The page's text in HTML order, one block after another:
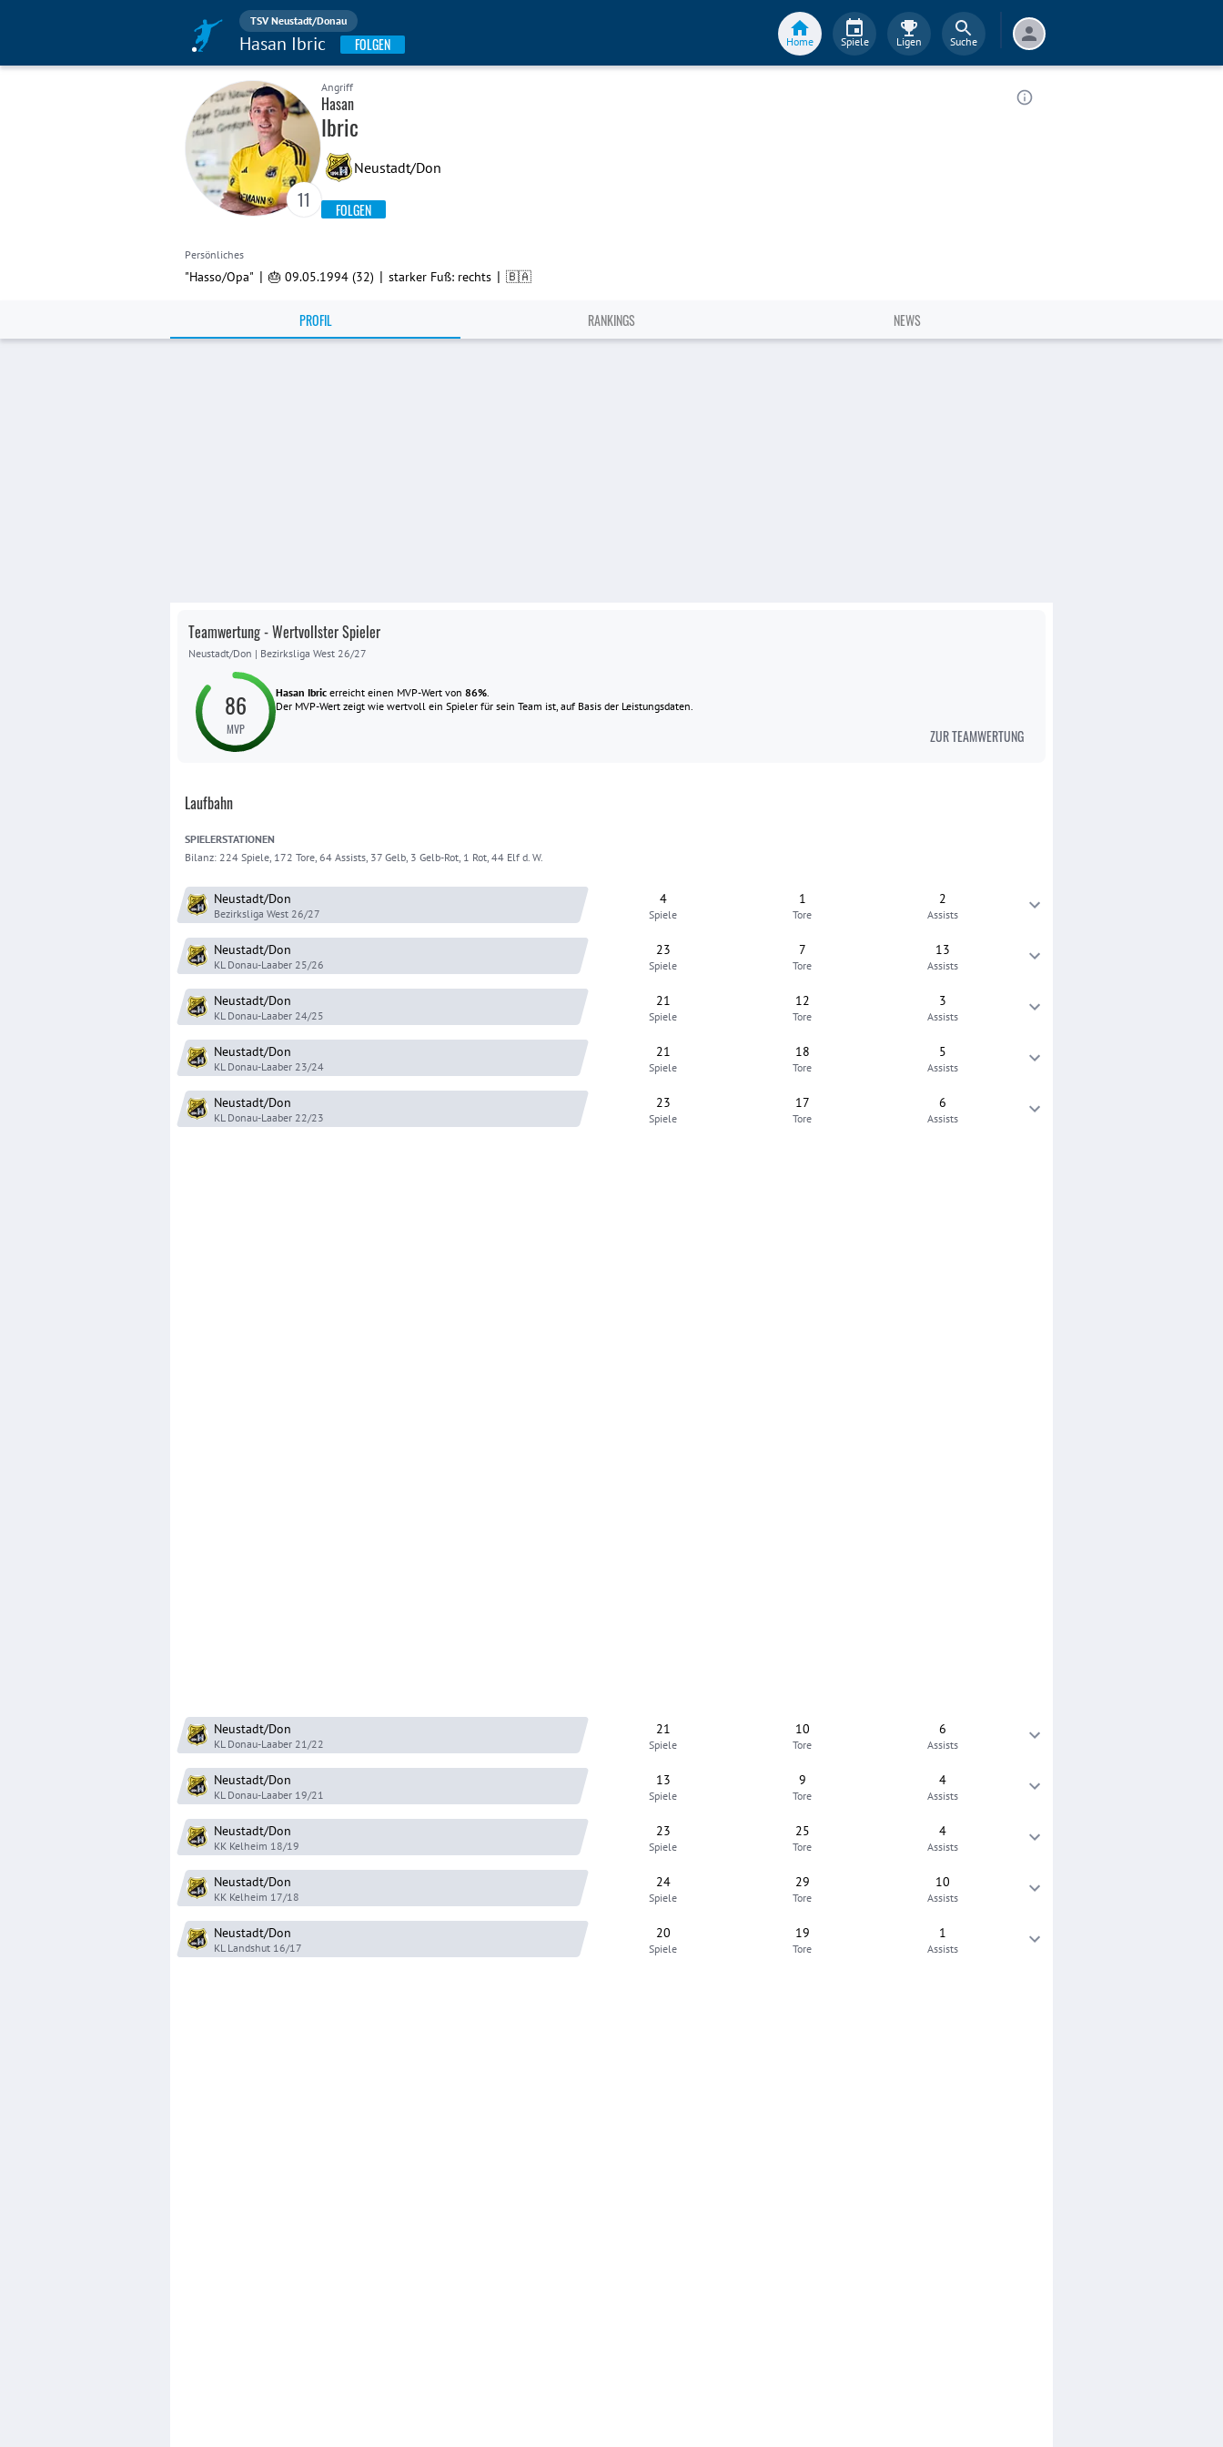
TSV Neustadt/Donau
Hasan Ibric FOLGEN Home Spiele Ligen Suche
11
Angriff
Hasan
Ibric
Neustadt/Don
FOLGEN
Persönliches
"Hasso/Opa" | 🎂 09.05.1994 (32) | starker Fuß: rechts | 🇧🇦
PROFIL RANKINGS NEWS
Teamwertung - Wertvollster Spieler
Neustadt/Don | Bezirksliga West 26/27
86
MVP
Hasan Ibric erreicht einen MVP-Wert von 86%.
Der MVP-Wert zeigt wie wertvoll ein Spieler für sein Team ist, auf Basis der Leistungsdaten.
ZUR TEAMWERTUNG
Laufbahn
SPIELERSTATIONEN
Bilanz: 224 Spiele, 172 Tore, 64 Assists, 37 Gelb, 3 Gelb-Rot, 1 Rot, 44 Elf d. W.
Neustadt/Don
Bezirksliga West 26/27
4
Spiele
1
Tore
2
Assists
Neustadt/Don
KL Donau-Laaber 25/26
23
Spiele
7
Tore
13
Assists
Neustadt/Don
KL Donau-Laaber 24/25
21
Spiele
12
Tore
3
Assists
Neustadt/Don
KL Donau-Laaber 23/24
21
Spiele
18
Tore
5
Assists
Neustadt/Don
KL Donau-Laaber 22/23
23
Spiele
17
Tore
6
Assists
Neustadt/Don
KL Donau-Laaber 21/22
21
Spiele
10
Tore
6
Assists
Neustadt/Don
KL Donau-Laaber 19/21
13
Spiele
9
Tore
4
Assists
Neustadt/Don
KK Kelheim 18/19
23
Spiele
25
Tore
4
Assists
Neustadt/Don
KK Kelheim 17/18
24
Spiele
29
Tore
10
Assists
Neustadt/Don
KL Landshut 16/17
20
Spiele
19
Tore
1
Assists